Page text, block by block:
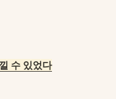
수 있었다